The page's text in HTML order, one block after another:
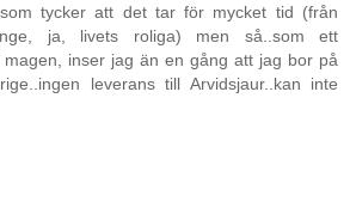
tycker att det tar för mycket tid (från
ja, livets roliga) men så..som ett
magen, inser jag än en gång att jag bor på
leverans till Arvidsjaur..kan inte